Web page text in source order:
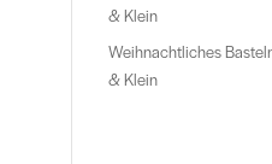
& Klein
Weihnachtliches
& Klein